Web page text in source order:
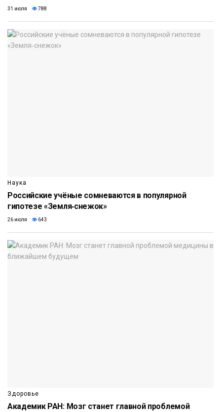
31 июля 788
Наука
Российские учёные сомневаются в популярной
гипотезе «Земля‑снежок»
26 июля 643
Здоровье
Академик РАН: Мозг станет главной проблемой